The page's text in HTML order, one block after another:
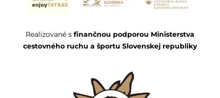
Realizované s finančnou podporou Ministerstva
cestovného ruchu a športu Slovenskej republiky